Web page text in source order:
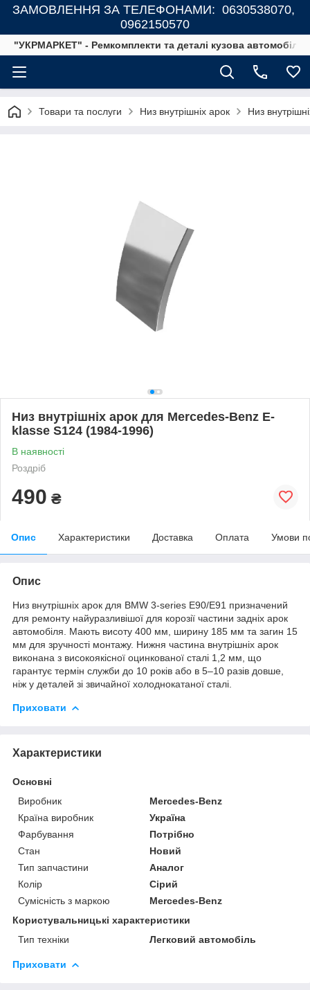
ЗАМОВЛЕННЯ ЗА ТЕЛЕФОНАМИ: 0630538070,
0962150570
"УКРМАРКЕТ" - Ремкомплекти та деталі кузова автомобілів
Товари та послуги Низ внутрішніх арок Низ
Низ внутрішніх арок для Mercedes-Benz E-
klasse S124 (1984-1996)
В наявності
Роздріб
490 ₴
Опис Характеристики Доставка Оплата Умови
Опис
Низ внутрішніх арок для BMW 3-series E90/E91 призначений
для ремонту найуразливішої для корозії частини задніх арок
автомобіля. Мають висоту 400 мм, ширину 185 мм та загин 15
мм для зручності монтажу. Нижня частина внутрішніх арок
виконана з високоякісної оцинкованої сталі 1,2 мм, що
гарантує термін служби до 10 років або в 5–10 разів довше,
ніж у деталей зі звичайної холоднокатаної сталі.
Приховати
Характеристики
Основні
Виробник
Mercedes-Benz
Країна виробник
Україна
Фарбування
Потрібно
Стан
Новий
Тип запчастини
Аналог
Колір
Сірий
Сумісність з маркою
Mercedes-Benz
Користувальницькі характеристики
Тип техніки
Легковий автомобіль
Приховати